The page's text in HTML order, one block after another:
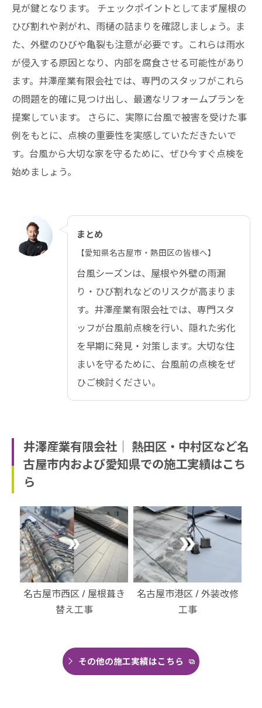
見が鍵となります。 チェックポイントとしてまず屋根の
ひび割れや剥がれ、雨樋の詰まりを確認しましょう。ま
た、外壁のひびや亀裂も注意が必要です。これらは雨水
が侵入する原因となり、内部を腐食させる可能性があり
ます。井澤産業有限会社では、専門のスタッフがこれら
の問題を的確に見つけ出し、最適なリフォームプランを
提案しています。 さらに、実際に台風で被害を受けた事
例をもとに、点検の重要性を実感していただきたいで
す。台風から大切な家を守るために、ぜひ今すぐ点検を
始めましょう。
まとめ
【愛知県名古屋市・熱田区の皆様へ】
台風シーズンは、屋根や外壁の雨漏
り・ひび割れなどのリスクが高まりま
す。井澤産業有限会社では、専門スタ
ッフが台風前点検を行い、隠れた劣化
を早期に発見・対策します。大切な住
まいを守るために、台風前の点検をぜ
ひご検討ください。
井澤産業有限会社│ 熱田区・中村区など名
古屋市内および愛知県での施工実績はこち
ら
名古屋市西区 / 屋根葺き
替え工事
名古屋市港区 / 外装改修
工事
その他の施工実績はこちら